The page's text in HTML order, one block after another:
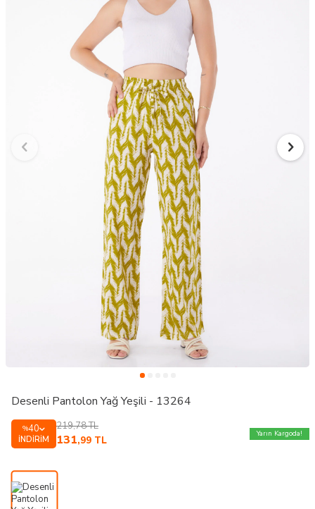
Desenli Pantolon Yağ Yeşili - 13264
%40
İNDIRIM
219,78TL
131,99 TL
Yarın Kargoda!